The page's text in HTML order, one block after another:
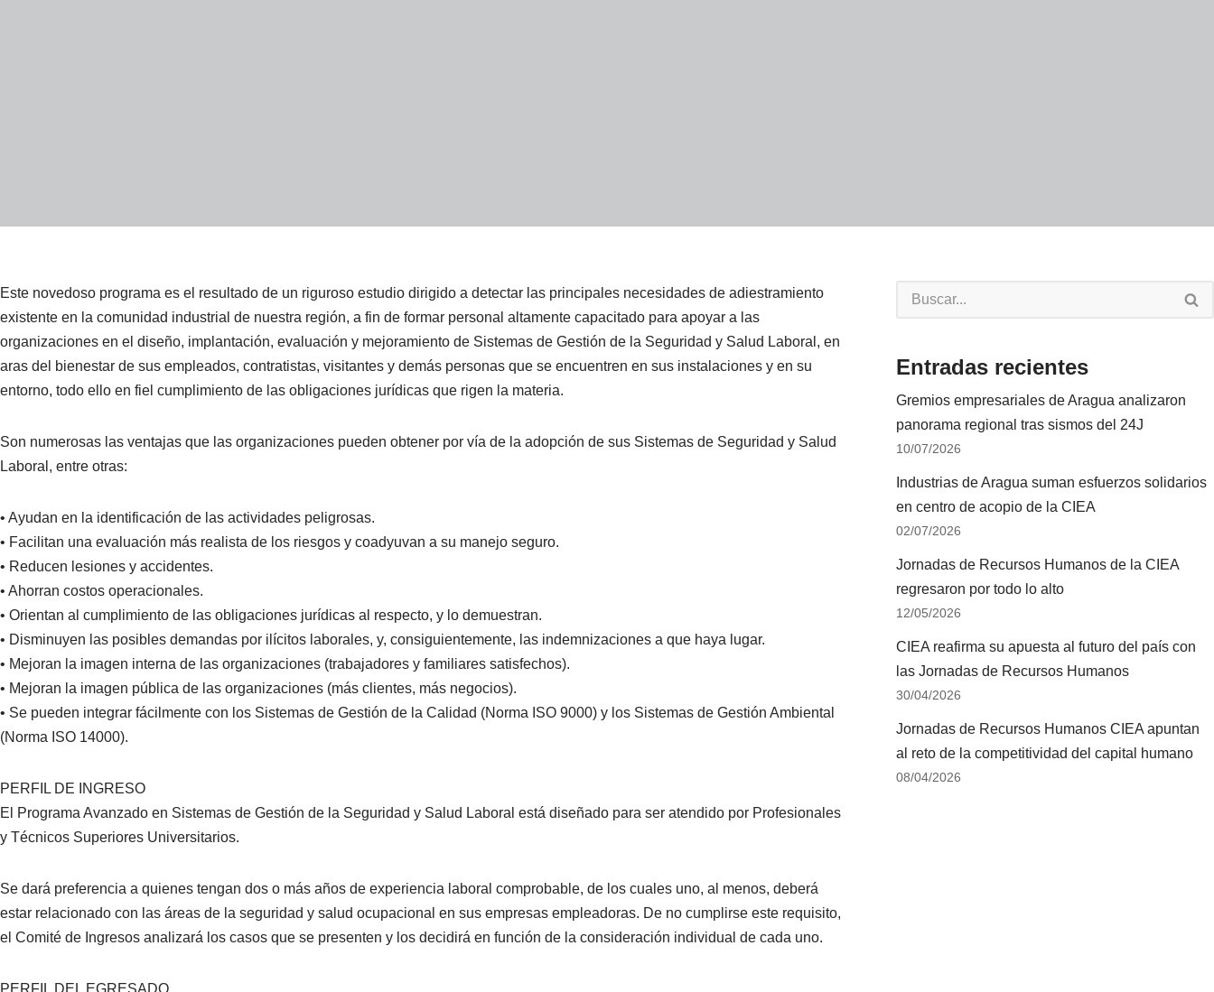
Este novedoso programa es el resultado de un riguroso estudio dirigido a detectar las principales necesidades de adiestramiento
existente en la comunidad industrial de nuestra región, a fin de formar personal altamente capacitado para apoyar a las
organizaciones en el diseño, implantación, evaluación y mejoramiento de Sistemas de Gestión de la Seguridad y Salud Laboral, en
aras del bienestar de sus empleados, contratistas, visitantes y demás personas que se encuentren en sus instalaciones y en su
entorno, todo ello en fiel cumplimiento de las obligaciones jurídicas que rigen la materia.
Son numerosas las ventajas que las organizaciones pueden obtener por vía de la adopción de sus Sistemas de Seguridad y Salud
Laboral, entre otras:
• Ayudan en la identificación de las actividades peligrosas.
• Facilitan una evaluación más realista de los riesgos y coadyuvan a su manejo seguro.
• Reducen lesiones y accidentes.
• Ahorran costos operacionales.
• Orientan al cumplimiento de las obligaciones jurídicas al respecto, y lo demuestran.
• Disminuyen las posibles demandas por ilícitos laborales, y, consiguientemente, las indemnizaciones a que haya lugar.
• Mejoran la imagen interna de las organizaciones (trabajadores y familiares satisfechos).
• Mejoran la imagen pública de las organizaciones (más clientes, más negocios).
• Se pueden integrar fácilmente con los Sistemas de Gestión de la Calidad (Norma ISO 9000) y los Sistemas de Gestión Ambiental
(Norma ISO 14000).
PERFIL DE INGRESO
El Programa Avanzado en Sistemas de Gestión de la Seguridad y Salud Laboral está diseñado para ser atendido por Profesionales
y Técnicos Superiores Universitarios.
Se dará preferencia a quienes tengan dos o más años de experiencia laboral comprobable, de los cuales uno, al menos, deberá
estar relacionado con las áreas de la seguridad y salud ocupacional en sus empresas empleadoras. De no cumplirse este requisito,
el Comité de Ingresos analizará los casos que se presenten y los decidirá en función de la consideración individual de cada uno.
PERFIL DEL EGRESADO
Entradas recientes
Gremios empresariales de Aragua analizaron
panorama regional tras sismos del 24J
10/07/2026
Industrias de Aragua suman esfuerzos solidarios
en centro de acopio de la CIEA
02/07/2026
Jornadas de Recursos Humanos de la CIEA
regresaron por todo lo alto
12/05/2026
CIEA reafirma su apuesta al futuro del país con
las Jornadas de Recursos Humanos
30/04/2026
Jornadas de Recursos Humanos CIEA apuntan
al reto de la competitividad del capital humano
08/04/2026